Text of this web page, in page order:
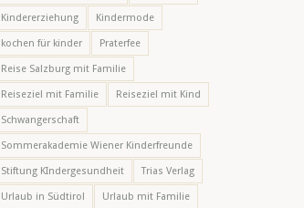
Kindererziehung Kindermode
kochen für kinder Praterfee
Reise Salzburg mit Familie
Reiseziel mit Familie Reiseziel mit Kind
Schwangerschaft
Sommerakademie Wiener Kinderfreunde
Stiftung KIndergesundheit Trias Verlag
Urlaub in Südtirol Urlaub mit Familie